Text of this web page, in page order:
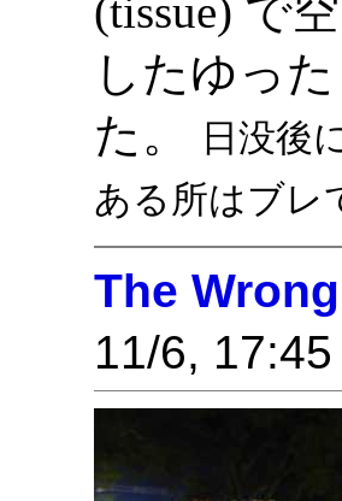
(tissue) で
したゆっ
た。
日没後
ある所はブレ
The
11/6, 17:45